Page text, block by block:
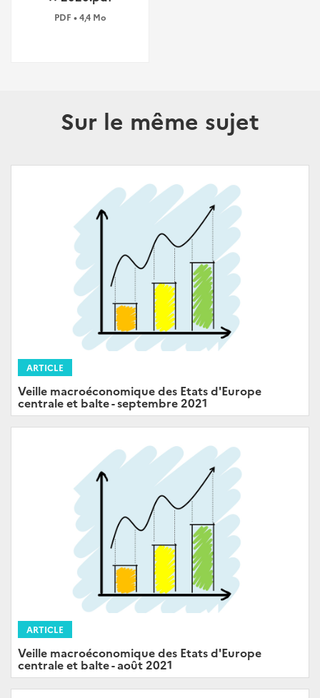
PDF • 4,4 Mo
Sur le même sujet
ARTICLE
Veille macroéconomique des Etats d'Europe
centrale et balte - septembre 2021
ARTICLE
Veille macroéconomique des Etats d'Europe
centrale et balte - août 2021